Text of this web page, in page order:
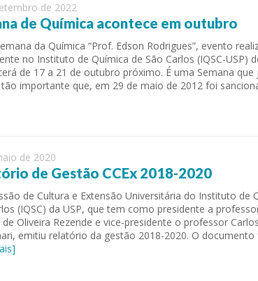
de 2022
de Química acontece em outubro
da Química “Prof. Edson Rodrigues”, evento
no Instituto de Química de São Carlos (IQSC-USP)
de 17 a 21 de outubro próximo. É uma Semana que
tão importante que, em 29 de maio de 2012 foi
de 2020
de Gestão CCEx 2018-2020
de Cultura e Extensão Universitária do Instituto de
(IQSC) da USP, que tem como presidente a
de Oliveira Rezende e vice-presidente o professor
emitiu relatório da gestão 2018-2020. O
Liquids